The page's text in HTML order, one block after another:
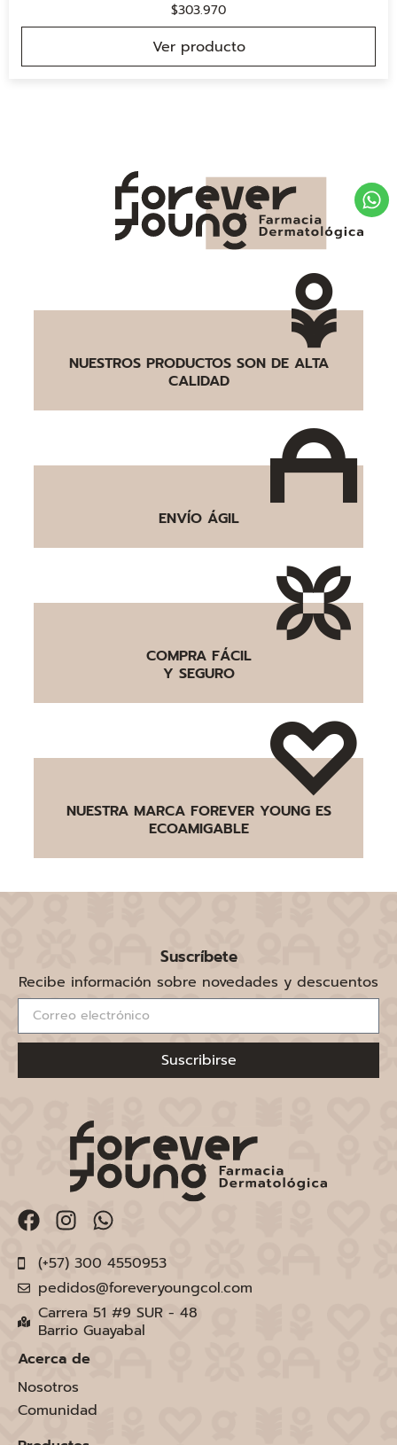
$303.970
Ver producto
NUESTROS PRODUCTOS SON DE ALTA
CALIDAD
ENVÍO ÁGIL
COMPRA FÁCIL
Y SEGURO
NUESTRA MARCA FOREVER YOUNG ES
ECOAMIGABLE
Suscríbete
Recibe información sobre novedades y descuentos
Suscribirse
(+57) 300 4550953
pedidos@foreveryoungcol.com
Carrera 51 #9 SUR - 48
Barrio Guayabal
Acerca de
Nosotros
Comunidad